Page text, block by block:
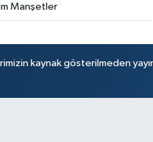
Manşetler
kaynak gösterilmeden